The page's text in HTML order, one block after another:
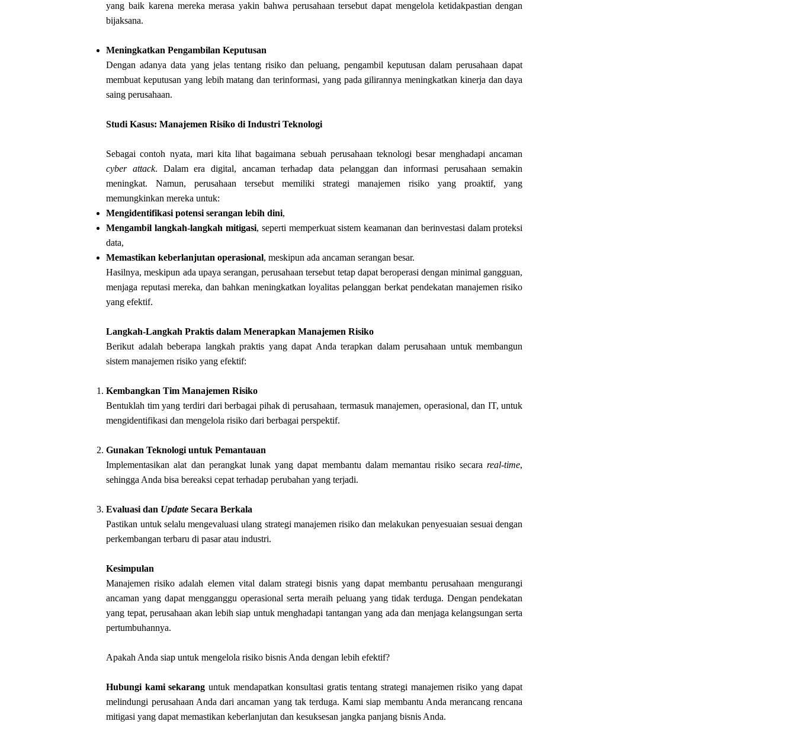
yang baik karena mereka merasa yakin bahwa perusahaan tersebut dapat mengelola ketidakpastian dengan
bijaksana.
Meningkatkan Pengambilan Keputusan
Dengan adanya data yang jelas tentang risiko dan peluang, pengambil keputusan dalam perusahaan dapat
membuat keputusan yang lebih matang dan terinformasi, yang pada gilirannya meningkatkan kinerja dan daya
saing perusahaan.
Studi Kasus: Manajemen Risiko di Industri Teknologi
Sebagai contoh nyata, mari kita lihat bagaimana sebuah perusahaan teknologi besar menghadapi ancaman
cyber attack. Dalam era digital, ancaman terhadap data pelanggan dan informasi perusahaan semakin
meningkat. Namun, perusahaan tersebut memiliki strategi manajemen risiko yang proaktif, yang
memungkinkan mereka untuk:
Mengidentifikasi potensi serangan lebih dini,
Mengambil langkah-langkah mitigasi, seperti memperkuat sistem keamanan dan berinvestasi dalam proteksi
data,
Memastikan keberlanjutan operasional, meskipun ada ancaman serangan besar.
Hasilnya, meskipun ada upaya serangan, perusahaan tersebut tetap dapat beroperasi dengan minimal gangguan,
menjaga reputasi mereka, dan bahkan meningkatkan loyalitas pelanggan berkat pendekatan manajemen risiko
yang efektif.
Langkah-Langkah Praktis dalam Menerapkan Manajemen Risiko
Berikut adalah beberapa langkah praktis yang dapat Anda terapkan dalam perusahaan untuk membangun
sistem manajemen risiko yang efektif:
Kembangkan Tim Manajemen Risiko
Bentuklah tim yang terdiri dari berbagai pihak di perusahaan, termasuk manajemen, operasional, dan IT, untuk
mengidentifikasi dan mengelola risiko dari berbagai perspektif.
Gunakan Teknologi untuk Pemantauan
Implementasikan alat dan perangkat lunak yang dapat membantu dalam memantau risiko secarareal-time,
sehingga Anda bisa bereaksi cepat terhadap perubahan yang terjadi.
Evaluasi dan Update Secara Berkala
Pastikan untuk selalu mengevaluasi ulang strategi manajemen risiko dan melakukan penyesuaian sesuai dengan
perkembangan terbaru di pasar atau industri.
Kesimpulan
Manajemen risiko adalah elemen vital dalam strategi bisnis yang dapat membantu perusahaan mengurangi
ancaman yang dapat mengganggu operasional serta meraih peluang yang tidak terduga. Dengan pendekatan
yang tepat, perusahaan akan lebih siap untuk menghadapi tantangan yang ada dan menjaga kelangsungan serta
pertumbuhannya.
Apakah Anda siap untuk mengelola risiko bisnis Anda dengan lebih efektif?
Hubungi kami sekarang untuk mendapatkan konsultasi gratis tentang strategi manajemen risiko yang dapat
melindungi perusahaan Anda dari ancaman yang tak terduga. Kami siap membantu Anda merancang rencana
mitigasi yang dapat memastikan keberlanjutan dan kesuksesan jangka panjang bisnis Anda.